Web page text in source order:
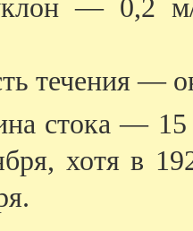
— 0,2
течения —
стока —
хотя в